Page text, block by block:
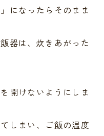
になったらそのまま
器は、炊きあがった
開けないようにしま
しまい、ご飯の温度